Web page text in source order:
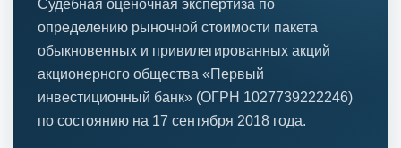
определению рыночной стоимости пакета
обыкновенных и привилегированных акций
акционерного общества «Первый
инвестиционный банк» (ОГРН 1027739222246)
по состоянию на 17 сентября 2018 года.